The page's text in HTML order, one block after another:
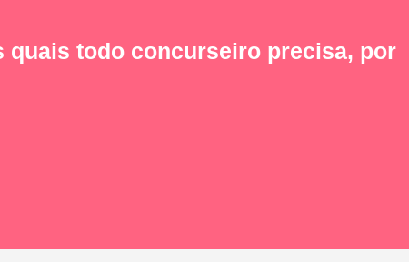
quais todo concurseiro precisa, por